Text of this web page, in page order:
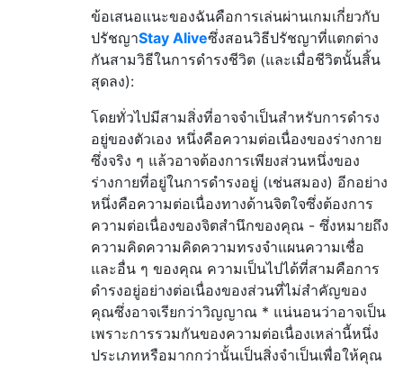
ข้อเสนอแนะของฉันคือการเล่นผ่านเกมเกี่ยวกับ
ปรัชญาStay Aliveซึ่งสอนวิธีปรัชญาที่แตกต่าง
กันสามวิธีในการดำรงชีวิต (และเมื่อชีวิตนั้นสิ้น
สุดลง):
โดยทั่วไปมีสามสิ่งที่อาจจำเป็นสำหรับการดำรง
อยู่ของตัวเอง หนึ่งคือความต่อเนื่องของร่างกาย
ซึ่งจริง ๆ แล้วอาจต้องการเพียงส่วนหนึ่งของ
ร่างกายที่อยู่ในการดำรงอยู่ (เช่นสมอง) อีกอย่าง
หนึ่งคือความต่อเนื่องทางด้านจิตใจซึ่งต้องการ
ความต่อเนื่องของจิตสำนึกของคุณ - ซึ่งหมายถึง
ความคิดความคิดความทรงจำแผนความเชื่อ
และอื่น ๆ ของคุณ ความเป็นไปได้ที่สามคือการ
ดำรงอยู่อย่างต่อเนื่องของส่วนที่ไม่สำคัญของ
คุณซึ่งอาจเรียกว่าวิญญาณ * แน่นอนว่าอาจเป็น
เพราะการรวมกันของความต่อเนื่องเหล่านี้หนึ่ง
ประเภทหรือมากกว่านั้นเป็นสิ่งจำเป็นเพื่อให้คุณ